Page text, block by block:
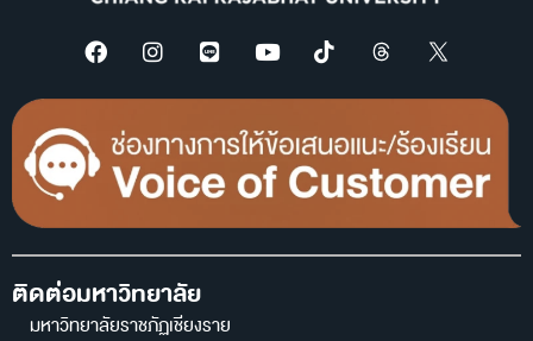
ติดต่อมหาวิทยาลัย
มหาวิทยาลัยราชภัฏเชียงราย